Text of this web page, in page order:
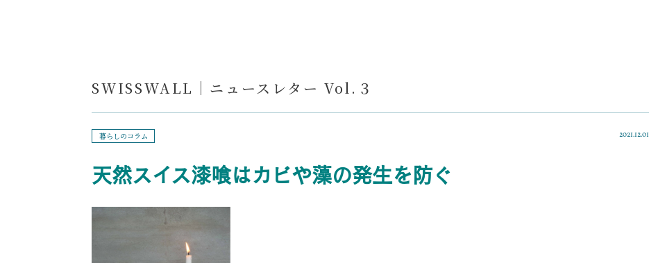
SWISSWALL｜ニュースレター Vol.３
暮らしのコラム 2021.12.01
天然スイス漆喰はカビや藻の発生を防ぐ